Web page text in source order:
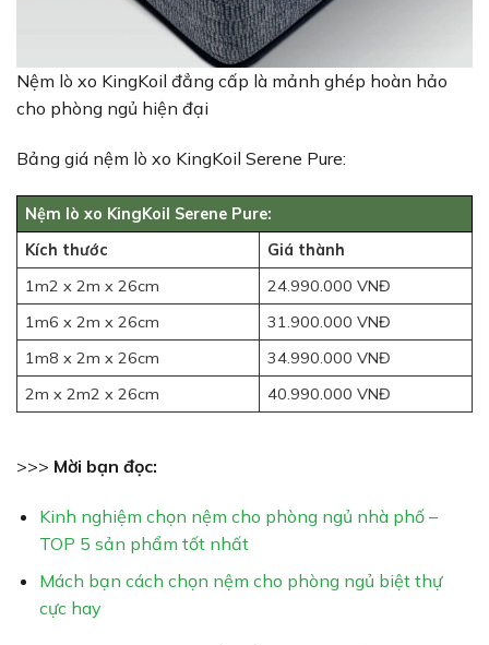
Nệm lò xo KingKoil đẳng cấp là mảnh ghép hoàn hảo
cho phòng ngủ hiện đại
Bảng giá nệm lò xo KingKoil Serene Pure:
Nệm lò xo KingKoil Serene Pure:
Kích thước
Giá thành
1m2 x 2m x 26cm
24.990.000 VNĐ
1m6 x 2m x 26cm
31.900.000 VNĐ
1m8 x 2m x 26cm
34.990.000 VNĐ
2m x 2m2 x 26cm
40.990.000 VNĐ
>>> Mời bạn đọc:
Kinh nghiệm chọn nệm cho phòng ngủ nhà phố –
TOP 5 sản phẩm tốt nhất
Mách bạn cách chọn nệm cho phòng ngủ biệt thự
cực hay